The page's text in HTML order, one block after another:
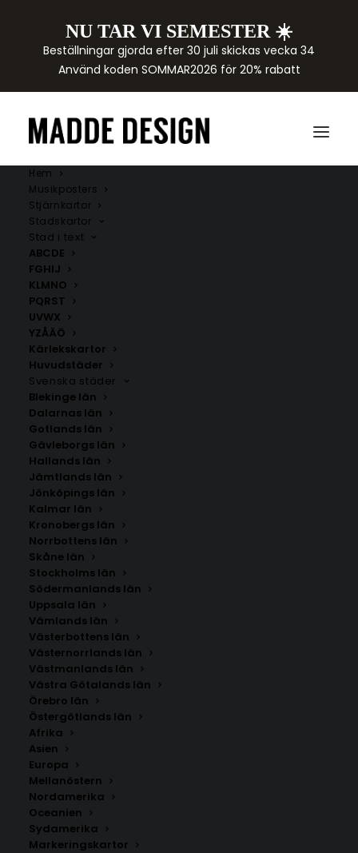
NU TAR VI SEMESTER ☀️
Beställningar gjorda efter 30 juli skickas vecka 34
Använd koden SOMMAR2026 för 20% rabatt
Hem
Musikposters
Stjärnkartor
Stadskartor
Stad i text
ABCDE
FGHIJ
KLMNO
PQRST
UVWX
YZÅÄÖ
Kärlekskartor
Huvudstäder
Svenska städer
Blekinge län
Dalarnas län
Gotlands län
Gävleborgs län
Hallands län
Jämtlands län
Jönköpings län
Kalmar län
Kronobergs län
Norrbottens län
Skåne län
Stockholms län
Södermanlands län
Uppsala län
Vämlands län
Västerbottens län
Västernorrlands län
Västmanlands län
Västra Götalands län
Örebro län
Östergötlands län
Afrika
Asien
Europa
Mellanöstern
Nordamerika
Oceanien
Sydamerika
Markeringskartor
Olivkvist Minimalism Poster
Storlek
229.00kr